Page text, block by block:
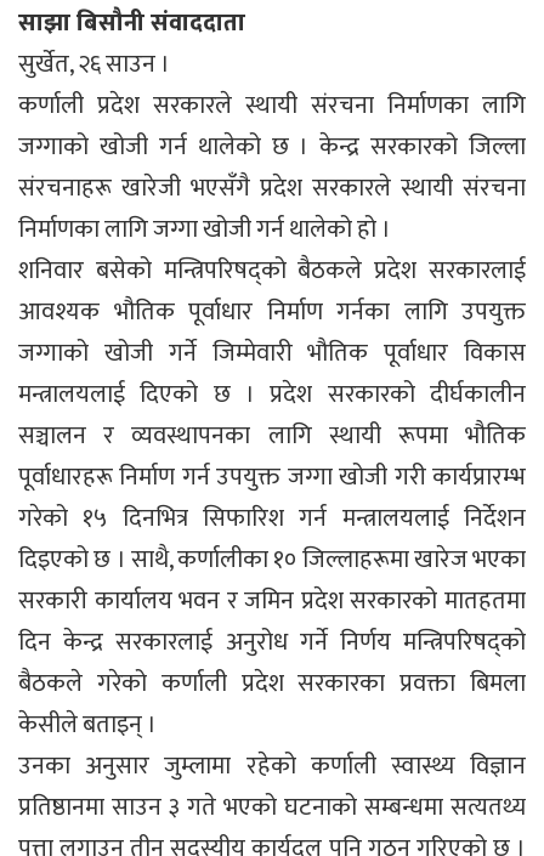
साझा बिसौनी संवाददाता
सुर्खेत, २६ साउन ।
कर्णाली प्रदेश सरकारले स्थायी संरचना निर्माणका लागि
जग्गाको खोजी गर्न थालेको छ । केन्द्र सरकारको जिल्ला
संरचनाहरू खारेजी भएसँगै प्रदेश सरकारले स्थायी संरचना
निर्माणका लागि जग्गा खोजी गर्न थालेको हो ।
शनिवार बसेको मन्त्रिपरिषद्को बैठकले प्रदेश सरकारलाई
आवश्यक भौतिक पूर्वाधार निर्माण गर्नका लागि उपयुक्त
जग्गाको खोजी गर्ने जिम्मेवारी भौतिक पूर्वाधार विकास
मन्त्रालयलाई दिएको छ । प्रदेश सरकारको दीर्घकालीन
सञ्चालन र व्यवस्थापनका लागि स्थायी रूपमा भौतिक
पूर्वाधारहरू निर्माण गर्न उपयुक्त जग्गा खोजी गरी कार्यप्रारम्भ
गरेको १५ दिनभित्र सिफारिश गर्न मन्त्रालयलाई निर्देशन
दिइएको छ । साथै, कर्णालीका १० जिल्लाहरूमा खारेज भएका
सरकारी कार्यालय भवन र जमिन प्रदेश सरकारको मातहतमा
दिन केन्द्र सरकारलाई अनुरोध गर्ने निर्णय मन्त्रिपरिषद्को
बैठकले गरेको कर्णाली प्रदेश सरकारका प्रवक्ता बिमला
केसीले बताइन् ।
उनका अनुसार जुम्लामा रहेको कर्णाली स्वास्थ्य विज्ञान
प्रतिष्ठानमा साउन ३ गते भएको घटनाको सम्बन्धमा सत्यतथ्य